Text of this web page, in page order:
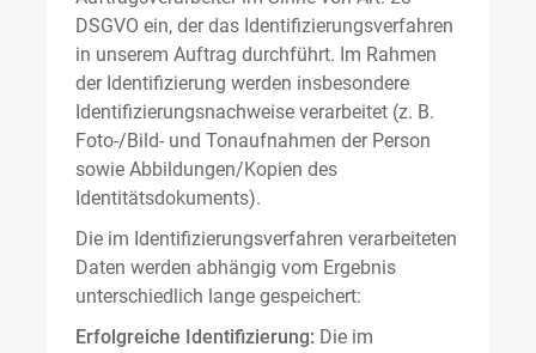
DSGVO ein, der das Identifizierungsverfahren
in unserem Auftrag durchführt. Im Rahmen
der Identifizierung werden insbesondere
Identifizierungsnachweise verarbeitet (z. B.
Foto-/Bild- und Tonaufnahmen der Person
sowie Abbildungen/Kopien des
Identitätsdokuments).
Die im Identifizierungsverfahren verarbeiteten
Daten werden abhängig vom Ergebnis
unterschiedlich lange gespeichert:
Erfolgreiche Identifizierung: Die im